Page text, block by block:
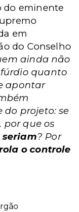
do eminente
em
do Conselho
ainda não
quanto
apontar
projeto: se
por que os
seriam? Por
o controle